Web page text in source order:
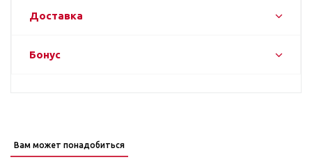
Доставка
Бонус
Вам может понадобиться